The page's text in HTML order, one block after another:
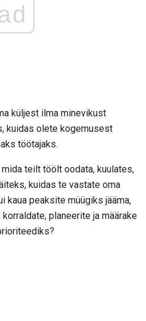
küljest ilma minevikust
kuidas olete kogemusest
töötajaks.
teilt töölt oodata, kuulates,
kuidas te vastate oma
kaua peaksite müügiks jääma,
planeerite ja määrake